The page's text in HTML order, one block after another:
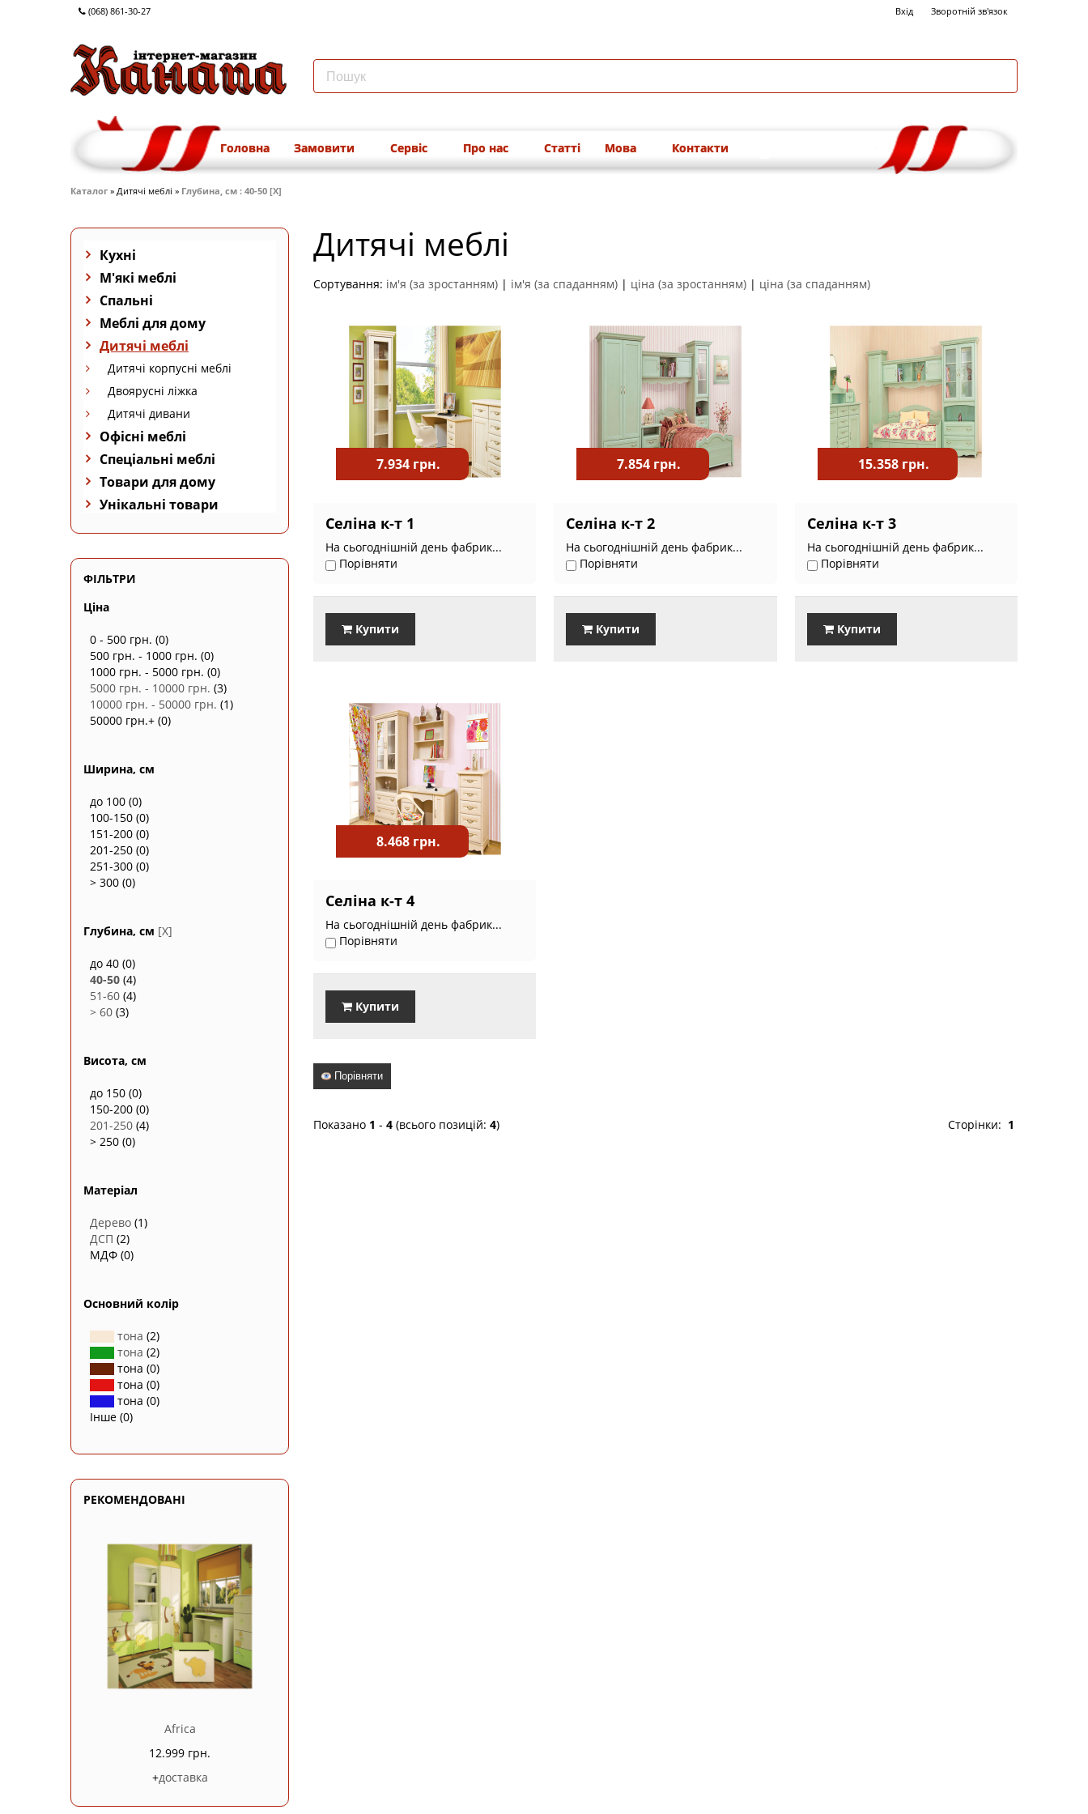
(068) 861-30-27 Вхід Зворотній зв'язок
Головна Замовити Сервіс Про нас Статті Мова Контакти
Каталог » Дитячі меблі » Глубина, см : 40-50 [X]
Кухні
М'які меблі
Спальні
Меблі для дому
Дитячі меблі
Дитячі корпусні меблі
Двоярусні ліжка
Дитячі дивани
Офісні меблі
Спеціальні меблі
Товари для дому
Унікальні товари
ФІЛЬТРИ
Ціна
0 - 500 грн. (0)
500 грн. - 1000 грн. (0)
1000 грн. - 5000 грн. (0)
5000 грн. - 10000 грн. (3)
10000 грн. - 50000 грн. (1)
50000 грн.+ (0)
Ширина, см
до 100 (0)
100-150 (0)
151-200 (0)
201-250 (0)
251-300 (0)
> 300 (0)
Глубина, см [X]
до 40 (0)
40-50 (4)
51-60 (4)
> 60 (3)
Висота, см
до 150 (0)
150-200 (0)
201-250 (4)
> 250 (0)
Матеріал
Дерево (1)
ДСП (2)
МДФ (0)
Основний колір
тона (2)
тона (2)
тона (0)
тона (0)
тона (0)
Інше (0)
РЕКОМЕНДОВАНІ
Africa
12.999 грн.
+доставка
Дитячі меблі
Сортування: ім'я (за зростанням) | ім'я (за спаданням) | ціна (за зростанням) | ціна (за спаданням)
7.934 грн.
Селіна к-т 1
На сьогоднішній день фабрик...
Порівняти
Купити
7.854 грн.
Селіна к-т 2
На сьогоднішній день фабрик...
Порівняти
Купити
15.358 грн.
Селіна к-т 3
На сьогоднішній день фабрик...
Порівняти
Купити
8.468 грн.
Селіна к-т 4
На сьогоднішній день фабрик...
Порівняти
Купити
Порівняти
Сторінки: 1
Показано 1 -4 (всього позицій:4)